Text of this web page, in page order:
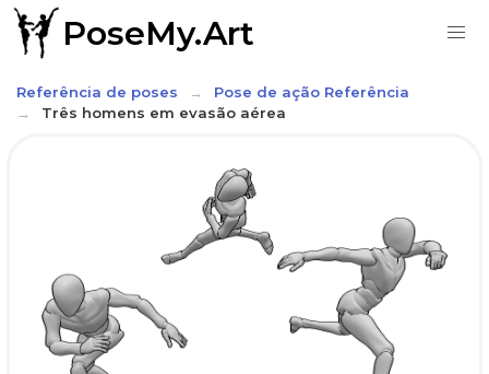
PoseMy.Art
Referência de poses
Pose de ação Referência
Três homens em evasão aérea